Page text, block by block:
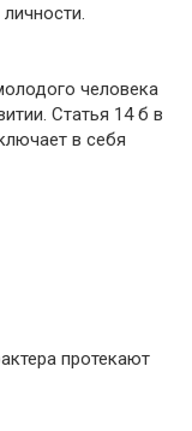
человека
Статья 14 б в
в себя
протекают